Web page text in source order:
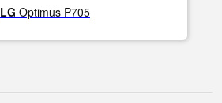
LG Optimus P705